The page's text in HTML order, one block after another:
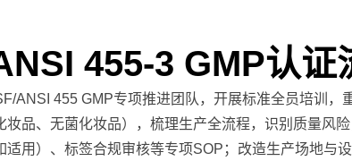
455-3 GMP认证
ANSI 455 GMP专项推进团队，开展标准全员培训
品、无菌化妆品），梳理生产全流程，识别质量风
用）、标签合规审核等专项SOP；改造生产场地与